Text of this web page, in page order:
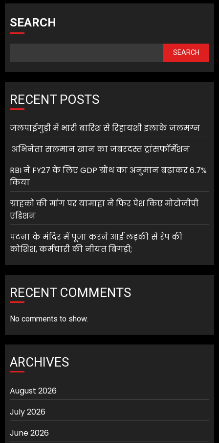
SEARCH
SEARCH
RECENT POSTS
जलपाईगुड़ी में भारी बारिश से रिहायशी इलाके जलमग्न
अभिनेता सलमान खान का जबरदस्त ट्रांसफॉर्मेशन
RBI ने FY27 के लिए GDP ग्रोथ का अनुमान बढ़ाकर 6.7%
किया
ग्राहकों की मांग पर यामाहा ने फिर पेश किए मोटोजीपी
एडिशन
पटना के मंदिर में पूजा करने आई लड़की से रेप की
कोशिश, कर्मचारी की नीयत बिगड़ी;
RECENT COMMENTS
No comments to show.
ARCHIVES
August 2026
July 2026
June 2026